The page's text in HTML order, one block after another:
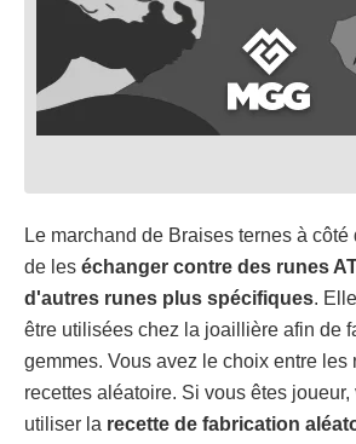
Le marchand de Braises ternes à
de les échanger contre des runes
d'autres runes plus spécifiques.
être utilisées chez la joaillière afin de
gemmes. Vous avez le choix entre les
recettes aléatoire. Si vous êtes joueur,
utiliser la recette de fabrication